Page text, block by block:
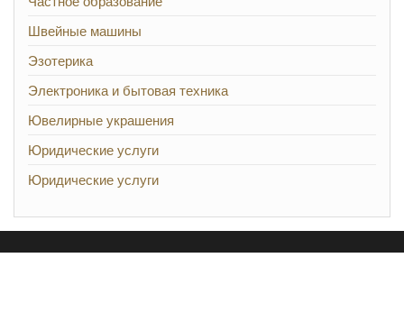
Швейные машины
Эзотерика
Электроника и бытовая техника
Ювелирные украшения
Юридические услуги
Юридические услуги